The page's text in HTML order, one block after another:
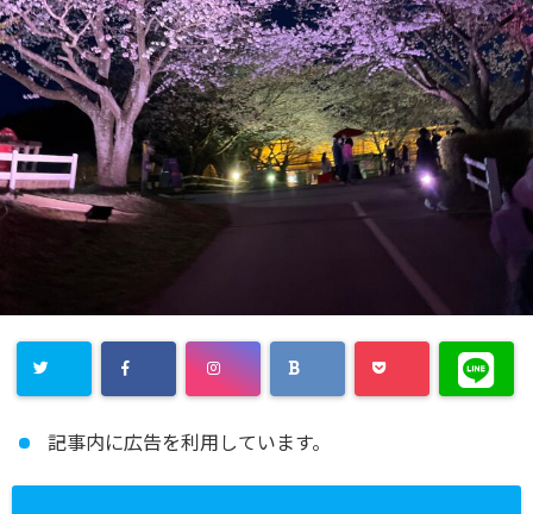
記事内に広告を利用しています。